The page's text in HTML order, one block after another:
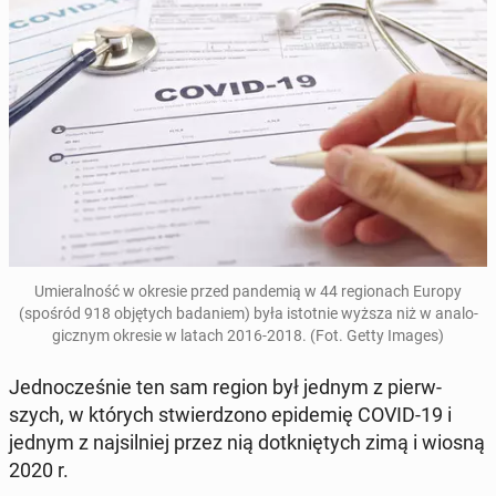
Umie­ral­ność w okresie przed pan­de­mią w 44 re­gio­nach Europy
(spośród 918 ob­ję­tych ba­da­niem) była istot­nie wyższa niż w ana­lo­
gicz­nym okresie w latach 2016-2018. (Fot. Getty Images)
Jed­no­cze­śnie ten sam region był jednym z pierw­
szych, w których stwier­dzo­no epi­de­mię COVID-19 i
jednym z naj­sil­niej przez nią do­tknię­tych zimą i wiosną
2020 r.